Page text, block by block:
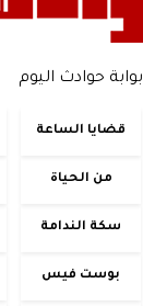
بوابة حوادث اليوم
قضايا الساعة
من الحياة
سكة الندامة
بوست فيس